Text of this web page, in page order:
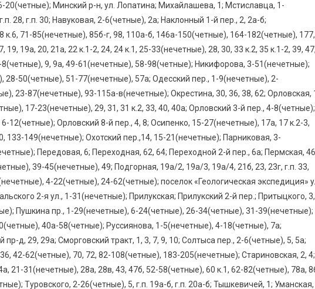
20(четные); Минский р-н, ул. Лопатина; Михайлашева, 1; Мстиславца, 1-
28, г.п. 30; Навуковая, 2-6(четные), 2а; Наклонный 1-й пер., 2, 2а-б;
к.6, 71-85(нечетные), 85б-г, 98, 110а-б, 146а-150(четные), 164-182(четные), 177,
19а, 20, 21а, 22 к.1-2, 24, 24 к.1, 25-33(нечетные), 28, 30, 33 к.2, 35 к.1-2, 39, 47,
8(четные), 9, 9а, 49-61(нечетные), 58-98(четные); Никифорова, 3-51(нечетные);
28-50(четные), 51-77(нечетные), 57а; Одесский пер., 1-9(нечетные), 2-
23-87(нечетные), 93-115а-в(нечетные); Окрестина, 30, 36, 38, 62; Орловская,
17-23(нечетные), 29, 31, 31 к.2, 33, 40, 40а; Орловский 3-й пер., 4-8(четные);
12(четные); Орловский 8-й пер., 4, 8; Осипенко, 15-27(нечетные), 17а, 17 к.2-3,
133-149(нечетные); Охотский пер.,14, 15-21(нечетные); Парниковая, 3-
Передовая, 6; Переходная, 62, 64; Переходной 2-й пер., 6а; Пермская,
39-45(нечетные), 49; Подгорная, 19а/2, 19а/3, 19а/4, 21б, 23, 23г, г.п. 33,
4-22(четные), 24-62(четные); поселок «Геологическая экспедиция»
2-я ул., 1-31(нечетные); Прилукская; Прилукский 2-й пер.; Притыцкого, 3,
Пушкина пр., 1-29(нечетные), 6-24(четные), 26-34(четные), 31-39(нечетные);
40а-58(четные); Руссиянова, 1-5(нечетные), 4-18(четные), 7а;
д, 29, 29а; Сморговский тракт, 1, 3, 7, 9, 10; Солтыса пер., 2-6(четные), 5, 5а;
42-62(четные), 70, 72, 82-108(четные), 183-205(нечетные); Стариновская, 2, 4;
21-31(нечетные), 28а, 28в, 43, 47б, 52-58(четные), 60 к.1, 62-82(четные), 78а,
Туровского, 2-26(четные), 5, г.п. 19а-б, г.п. 20а-б; Тышкевичей, 1; Уманская,